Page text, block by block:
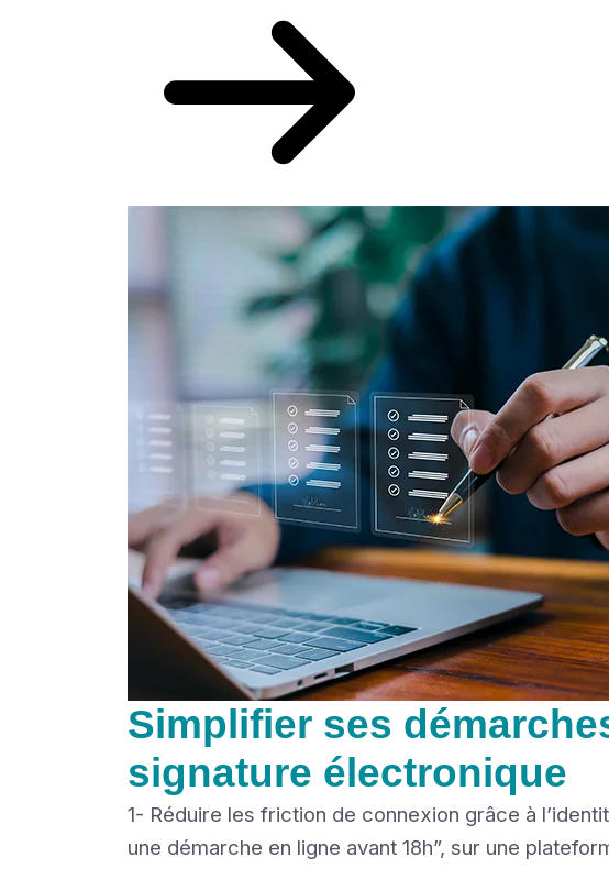
Simplifier ses
signature électronique
1- Réduire les friction de connexion grâce à
une démarche en ligne avant 18h”, sur une